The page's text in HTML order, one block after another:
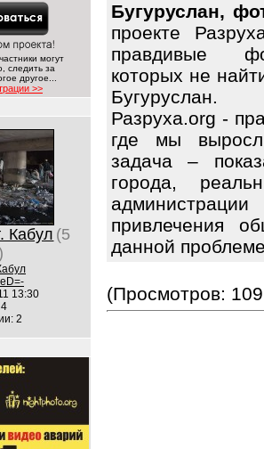
могут
следить за
другое...
>>
Кабул (5
13:30
2
Бугуруслан,
проекте
правдивые
которых не
Бугуруслан.
Разруха.org -
где мы
задача –
города,
привлечения
данной
(Просмотров: